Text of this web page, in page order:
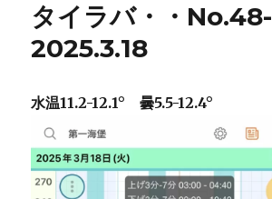
タイラバ・・No.48-
2025.3.18
水温11.2-12.1° 曇5.5-12.4°